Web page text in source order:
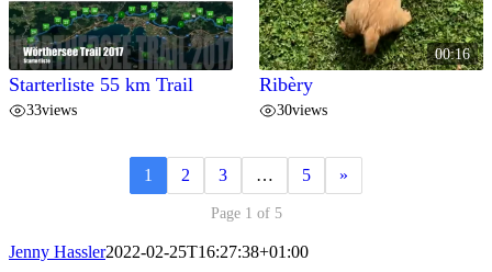
Starterliste 55 km Trail
33views
00:16
Ribèry
30views
1 2 3 … 5 »
Page 1 of 5
Jenny Hassler2022-02-25T16:27:38+01:00